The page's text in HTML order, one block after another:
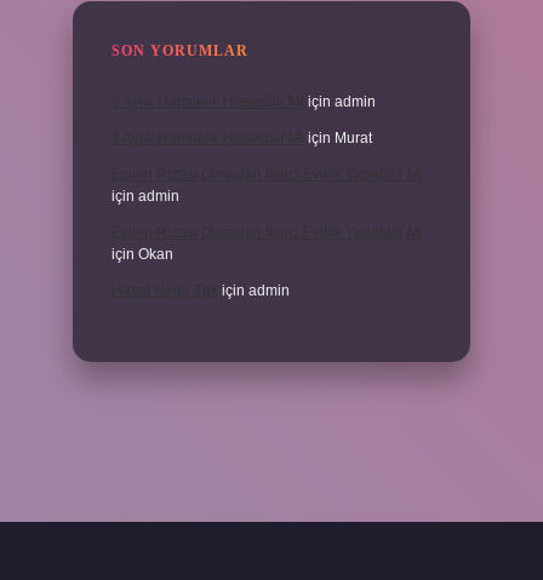
SON YORUMLAR
için admin
için Murat
için admin
için Okan
için admin